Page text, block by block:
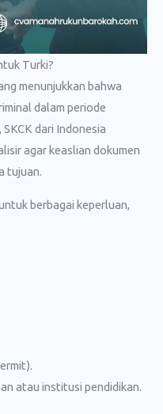
Turki?
menunjukkan bahwa
dalam periode
dari Indonesia
agar keaslian dokumen
tujuan.
berbagai keperluan,
atau institusi pendidikan.